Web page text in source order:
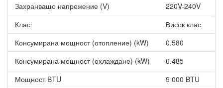
Econo cool
Регулиране качеството на въздушния поток, насочен към
тялото е в резултат на Econo Cool функцията. Настройката на
температурата се повишава с 2°С без да се губи комфорт, а
енергийната ефективност се повишава с 20%.
Висока ефективност
Захранващо напрежение (V)
220V-240V
Клас
Висок клас
Консумирана мощност (отопление) (kW)
0.580
Консумирана мощност (охлаждане) (kW)
0.485
Мощност BTU
9 000 BTU